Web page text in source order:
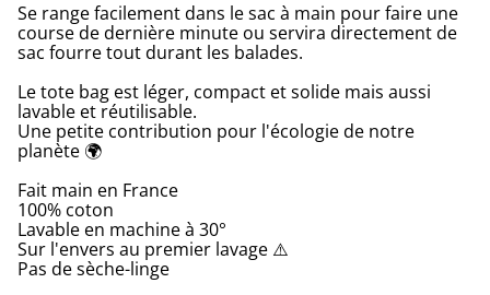
Se range facilement dans le sac à main pour faire une
course de dernière minute ou servira directement de
sac fourre tout durant les balades.
Le tote bag est léger, compact et solide mais aussi
lavable et réutilisable.
Une petite contribution pour l'écologie de notre
planète 🌍
Fait main en France
100% coton
Lavable en machine à 30°
Sur l'envers au premier lavage ⚠️
Pas de sèche-linge